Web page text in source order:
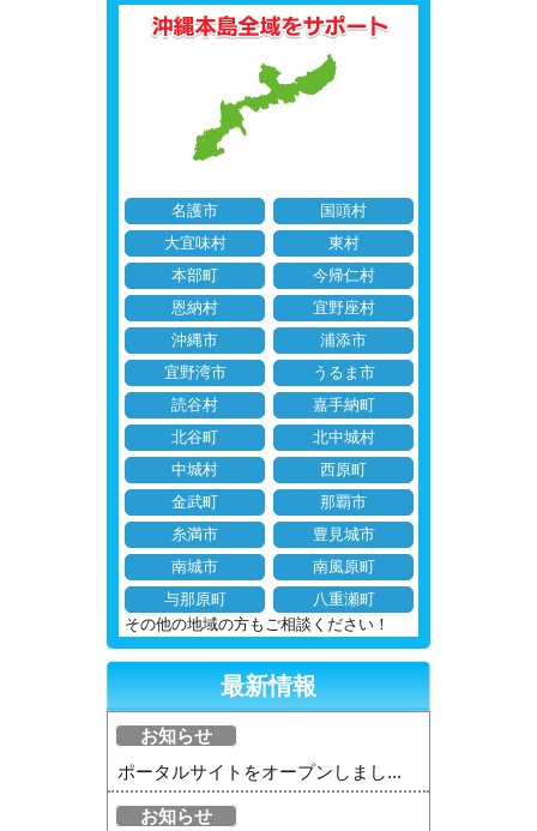
名護市
国頭村
大宜味村
東村
本部町
今帰仁村
恩納村
宜野座村
沖縄市
浦添市
宜野湾市
うるま市
読谷村
嘉手納町
北谷町
北中城村
中城村
西原町
金武町
那覇市
糸満市
豊見城市
南城市
南風原町
与那原町
八重瀬町
その他の地域の方もご相談ください！
最新情報
お知らせ
ポータルサイトをオープンしまし...
お知らせ